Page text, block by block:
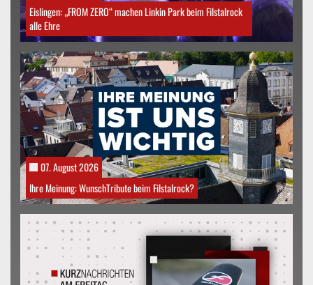
Eislingen: „FROM ZERO“ machen Linkin Park beim Filstalrock
alle Ehre
07. August 2026
Ihre Meinung: WunschTribute beim Filstalrock?